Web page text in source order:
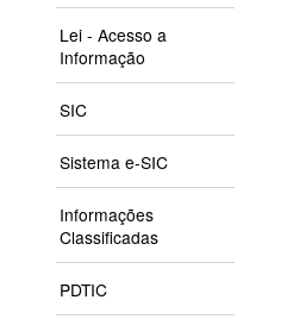
Lei - Acesso a
Informação
SIC
Sistema e-SIC
Informações
Classificadas
PDTIC